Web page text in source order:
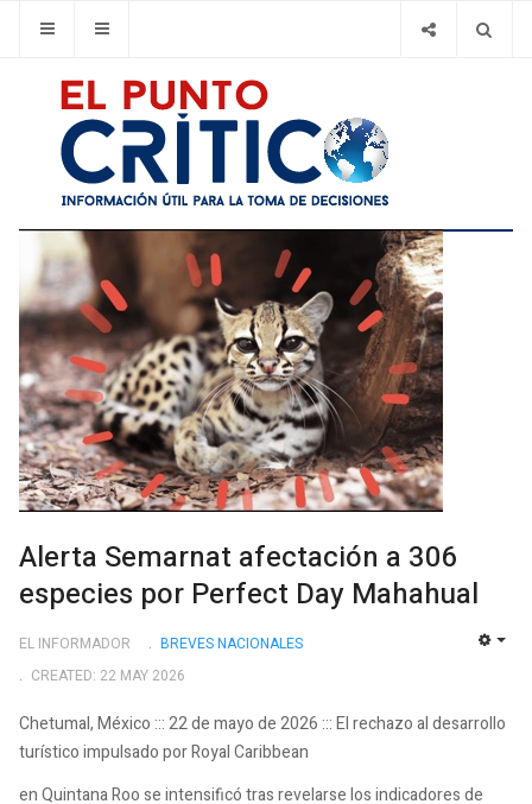
Alerta Semarnat afectación a 306
especies por Perfect Day Mahahual
EL INFORMADOR
BREVES NACIONALES
CREATED: 22 MAY 2026
Chetumal, México ::: 22 de mayo de 2026 ::: El rechazo al desarrollo
turístico impulsado por Royal Caribbean
en Quintana Roo se intensificó tras revelarse los indicadores de